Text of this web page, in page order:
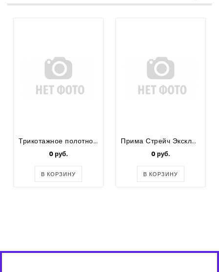
Трикотажное полотно 92/8 Хб/Эл (Кулирка_30/1_Пенье_Рулон_40-02_Чёрный)
0 руб.
В КОРЗИНУ
Прима Стрейч Эксклюзив, Термотрансфер, 240 г/кв.м, 152 см Черный Дрозд
0 руб.
В КОРЗИНУ